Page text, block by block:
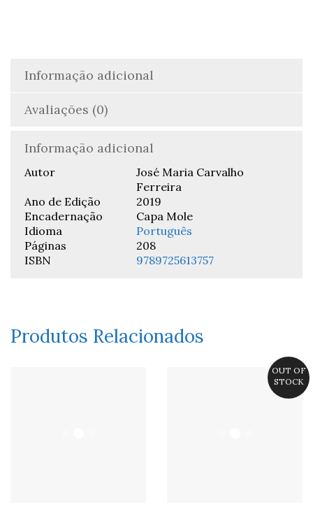
Informação adicional
Avaliações (0)
Informação adicional
Autor
José Maria Carvalho
Ferreira
Ano de Edição
2019
Encadernação
Capa Mole
Idioma
Português
Páginas
208
ISBN
9789725613757
Produtos Relacionados
OUT OF
STOCK